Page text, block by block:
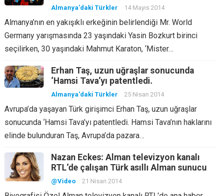
Almanya'daki Türkler 14 Mayıs 2014
Almanya’nın en yakışıklı erkeğinin belirlendiği Mr. World
Germany yarışmasında 23 yaşındaki Yasin Bozkurt birinci
seçilirken, 30 yaşındaki Mahmut Karaton, ‘Mister…
Erhan Taş, uzun uğraşlar sonucunda
‘Hamsi Tava’yı patentledi.
Almanya'daki Türkler 25 Nisan 2014
Avrupa’da yaşayan Türk girişimci Erhan Taş, uzun uğraşlar
sonucunda ‘Hamsi Tava’yı patentledi. Hamsi Tava’nın haklarını
elinde bulunduran Taş, Avrupa’da pazara…
Nazan Eckes: Alman televizyon kanalı
RTL’de çalışan Türk asıllı Alman sunucu
@Video 21 Nisan 2014